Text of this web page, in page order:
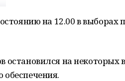
на 12.00 в выборах
остановился на некоторых